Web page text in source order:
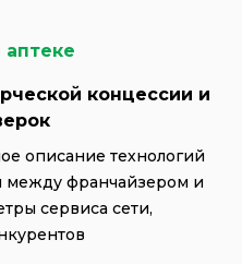
концессии и
описание технологий
между франчайзером и
сервиса сети,